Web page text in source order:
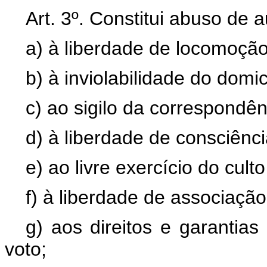
Art. 3º. Constitui abuso de
a) à liberdade de
b) à inviolabilidade do
c) ao sigilo da
d) à liberdade de
e) ao livre exercício do
f) à liberdade de
g) aos direitos e
voto;